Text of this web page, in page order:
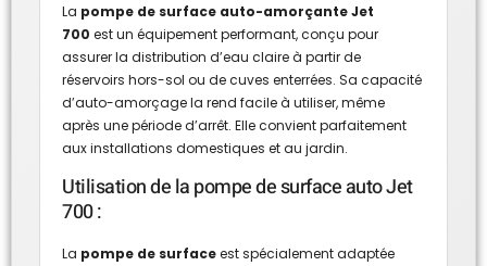
La pompe de surface auto-amorçante Jet
700 est un équipement performant, conçu pour
assurer la distribution d’eau claire à partir de
réservoirs hors-sol ou de cuves enterrées. Sa capacité
d’auto-amorçage la rend facile à utiliser, même
après une période d’arrêt. Elle convient parfaitement
aux installations domestiques et au jardin.
Utilisation de la pompe de surface auto Jet
700 :
La pompe de surfaceest spécialement adaptée